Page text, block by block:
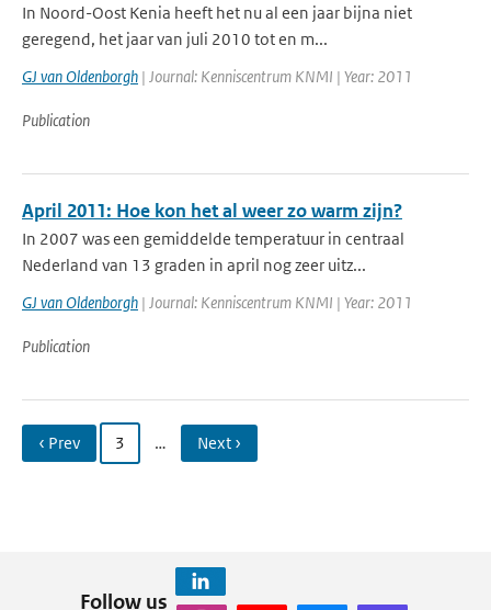
In Noord-Oost Kenia heeft het nu al een jaar bijna niet
geregend, het jaar van juli 2010 tot en m...
GJ van Oldenborgh | Journal: Kenniscentrum KNMI | Year: 2011
Publication
April 2011: Hoe kon het al weer zo warm zijn?
In 2007 was een gemiddelde temperatuur in centraal
Nederland van 13 graden in april nog zeer uitz...
GJ van Oldenborgh | Journal: Kenniscentrum KNMI | Year: 2011
Publication
‹ Prev 3 … Next ›
Follow us